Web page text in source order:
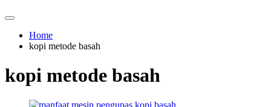
Home
kopi metode basah
kopi metode basah